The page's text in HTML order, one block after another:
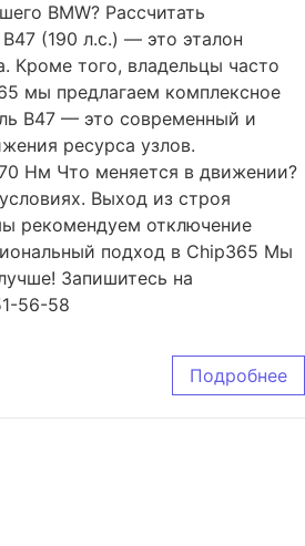
BMW? Рассчитать
(190 л.с.) — это эталон
Кроме того, владельцы часто
мы предлагаем комплексное
B47 — это современный и
ресурса узлов.
Нм Что меняется в движении?
Выход из строя
рекомендуем отключение
подход в Chip365 Мы
Запишитесь на
56-58
Подробнее